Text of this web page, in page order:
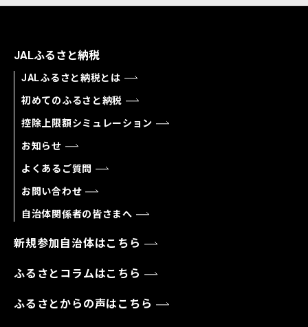
JALふるさと納税
JALふるさと納税とは
初めてのふるさと納税
控除上限額シミュレーション
お知らせ
よくあるご質問
お問い合わせ
自治体関係者の皆さまへ
新規参加自治体はこちら
ふるさとコラムはこちら
ふるさとからの声はこちら